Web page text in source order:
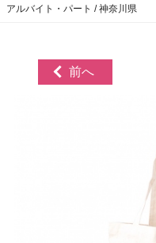
アルバイト・パート / 神奈川県
前へ